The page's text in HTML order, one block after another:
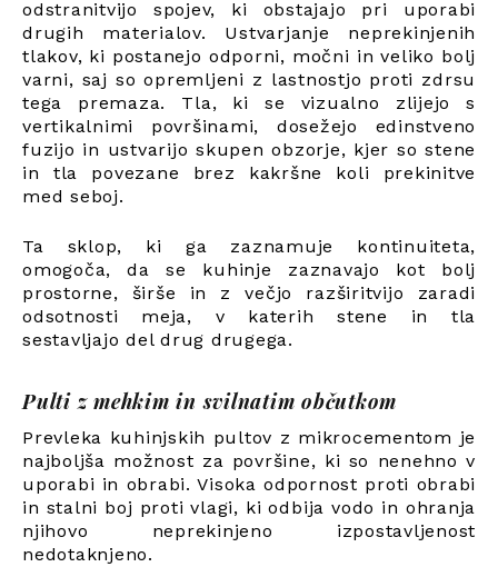
odstranitvijo spojev, ki obstajajo pri uporabi
drugih materialov. Ustvarjanje neprekinjenih
tlakov, ki postanejo odporni, močni in veliko bolj
varni, saj so opremljeni z lastnostjo proti zdrsu
tega premaza. Tla, ki se vizualno zlijejo s
vertikalnimi površinami, dosežejo edinstveno
fuzijo in ustvarijo skupen obzorje, kjer so stene
in tla povezane brez kakršne koli prekinitve
med seboj.
Ta sklop, ki ga zaznamuje kontinuiteta,
omogoča, da se kuhinje zaznavajo kot bolj
prostorne, širše in z večjo razširitvijo zaradi
odsotnosti meja, v katerih stene in tla
sestavljajo del drug drugega.
Pulti z mehkim in svilnatim občutkom
Prevleka kuhinjskih pultov z mikrocementom je
najboljša možnost za površine, ki so nenehno v
uporabi in obrabi. Visoka odpornost proti obrabi
in stalni boj proti vlagi, ki odbija vodo in ohranja
njihovo neprekinjeno izpostavljenost
nedotaknjeno.